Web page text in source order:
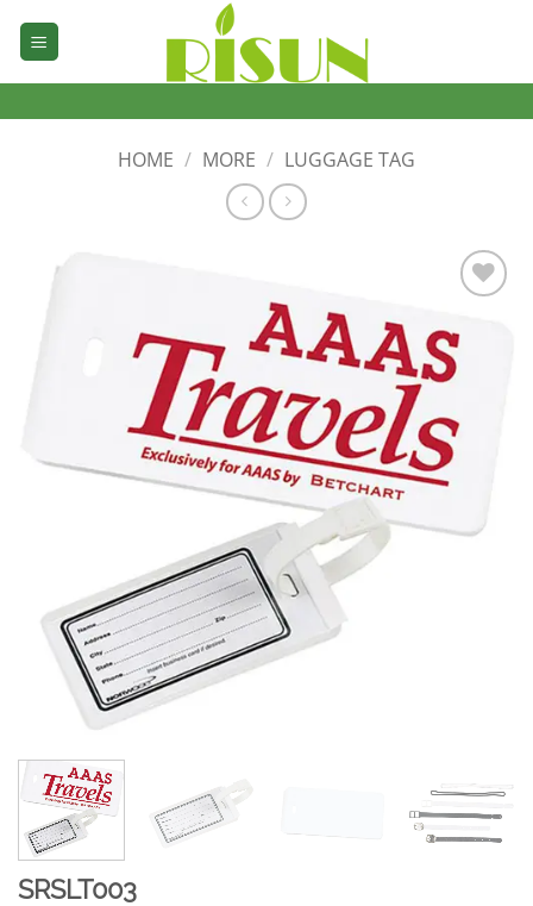
HOME / MORE / LUGGAGE TAG
SRSLT003